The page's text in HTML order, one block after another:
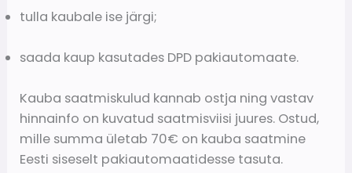
tulla kaubale ise järgi;
saada kaup kasutades DPD pakiautomaate.
Kauba saatmiskulud kannab ostja ning vastav
hinnainfo on kuvatud saatmisviisi juures. Ostud,
mille summa ületab 70€ on kauba saatmine
Eesti siseselt pakiautomaatidesse tasuta.